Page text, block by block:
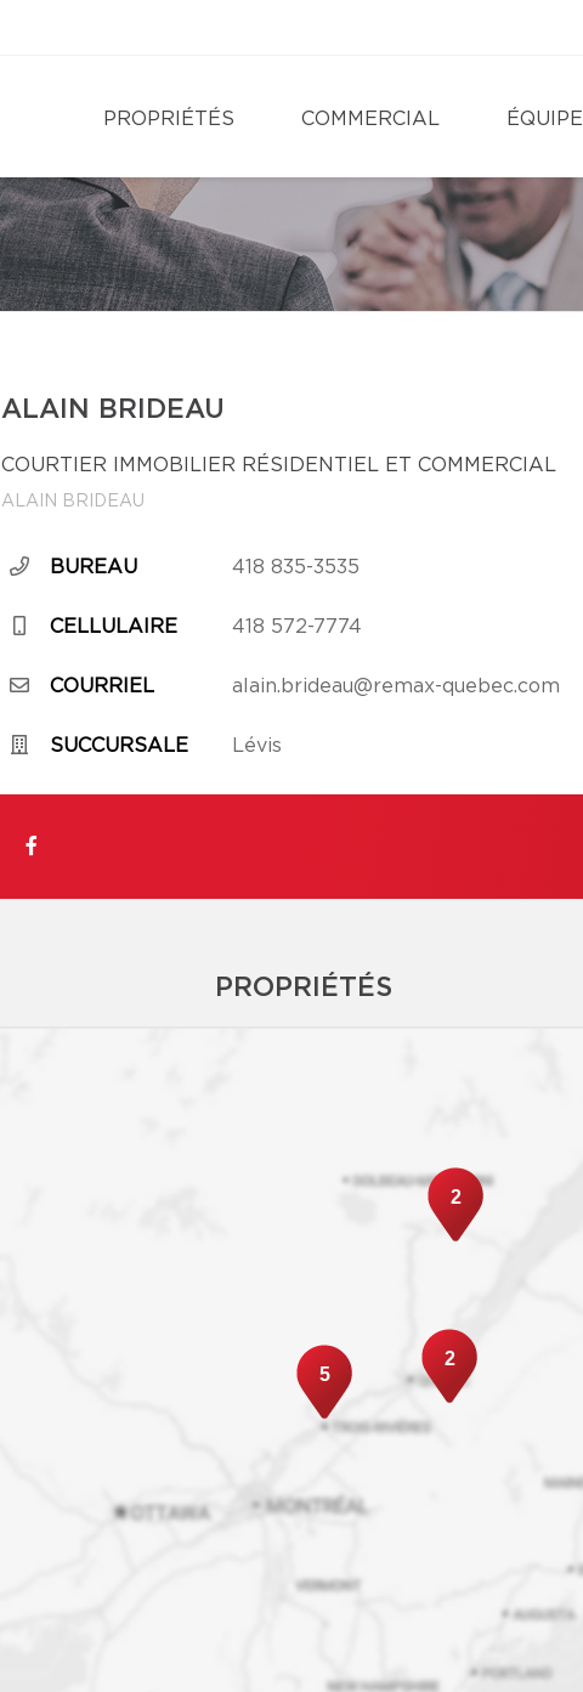
PROPRIÉTÉS COMMERCIAL ÉQUIPE
ALAIN BRIDEAU
COURTIER IMMOBILIER RÉSIDENTIEL ET COMMERCIAL
ALAIN BRIDEAU
BUREAU 418 835-3535
CELLULAIRE 418 572-7774
COURRIEL alain.brideau@remax-quebec.com
SUCCURSALE Lévis
PROPRIÉTÉS
2
2
5